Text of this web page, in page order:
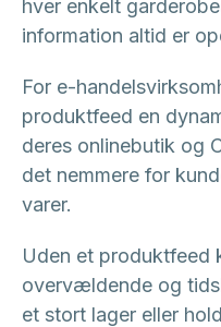
hver enkelt
information altid er
For e-
produktfeed en
deres onlinebutik og
det nemmere for
varer.
Uden et produktfeed
overvældende og
et stort lager eller